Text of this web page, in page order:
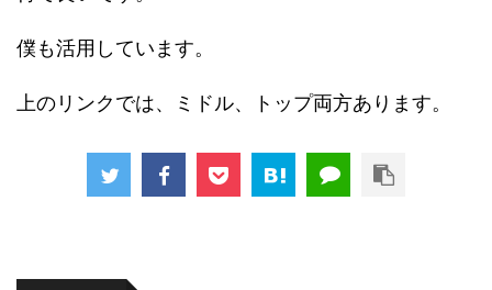
僕も活用しています。
上のリンクでは、ミドル、トップ両方あります。